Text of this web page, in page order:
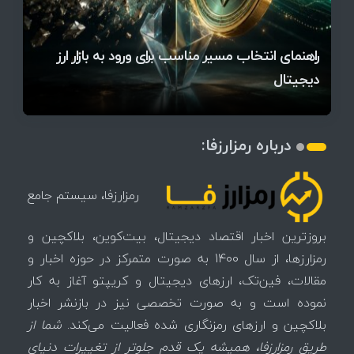
راهنمای انتخاب مسیر مناسب برای ورود به بازار ارز
دیجیتال
چرا سرعت تراکنش‌ها در اقتصاد دیجیتال اهمیت دارد؟
آخرین وضعیت بازار رمزارزها در جهان / مهم‌ترین
تهدید بیت‌کوین مشخص شد
اتفاق تاریخی در بازار رمزارزها / بیت‌کوین سبز شد
قیمت تتر، بیت‌کوین و اتریوم امروز دوشنبه ۵ مرداد
۱۴۰۵ | بیت‌کوین این مرز را از دست بدهد، همه‌چیز
تغییر می‌کند
رقابت پنهان دولت‌ها بر سر بیت‌کوین/ ۱۰ کشور برتر
کدامند؟
اتفاق مهم در بازار رمزارزها / بیت‌کوین وارد فاز تازه شد
تازه‌ترین رسوایی ارز دیجیتال؛ شکایت میلیاردی روی
میز / ۶۲۲ بیت‌کوین کجا رفت؟
درباره رمزارزفا:
رمزارزفا، سیستم جامع
بروزترین اخبار اقتصاد دیجیتال، بیت‌کوین، بلاکچین و
رمزارزها، از سال 1400 به صورت متمرکز در حوزه اخبار و
مقالات، فین‌تک، ارزهای‌ دیجیتال و کریپتو آغاز به کار
نموده است و به صورت تخصصی نیز در بازنشر اخبار
بلاکچین و ارزهای رمزنگاری شده فعالیت می‌کند.شما از
طریق رمزارزفا، همیشه یک قدم جلوتر از تغییرات دنیای